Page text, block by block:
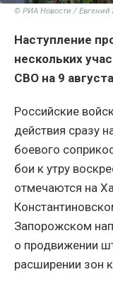
© РИА Новости / Евгений
Наступление
нескольких
СВО на 9 августа
Российские
действия сразу
боевого
бои к утру
отмечаются на
Запорожском
о продвижении
расширении зон